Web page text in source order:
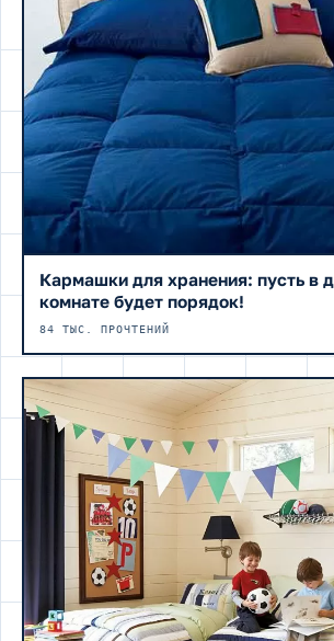
Кармашки для хранения: пусть в
комнате будет порядок!
84 ТЫС. ПРОЧТЕНИЙ